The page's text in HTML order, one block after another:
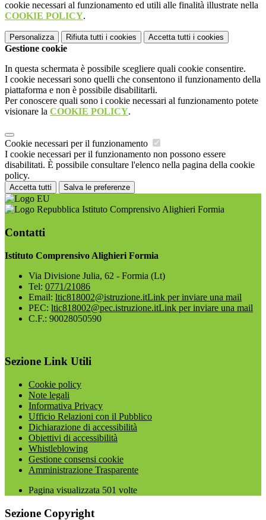
cookie necessari al funzionamento ed utili alle finalità illustrate nella
COOKIE POLICY.
Personalizza Rifiuta tutti i cookies Accetta tutti i cookies
Gestione cookie
In questa schermata è possibile scegliere quali cookie consentire.
I cookie necessari sono quelli che consentono il funzionamento della
piattaforma e non è possibile disabilitarli.
Per conoscere quali sono i cookie necessari al funzionamento potete
visionare la COOKIE POLICY.
Cookie necessari per il funzionamento
I cookie necessari per il funzionamento non possono essere
disabilitati. È possibile consultare l'elenco nella pagina della cookie
policy.
Accetta tutti Salva le preferenze
Istituto Comprensivo Alighieri Formia
Contatti
Istituto Comprensivo Alighieri Formia
Via Divisione Julia, 62 - Formia (Lt)
Tel: 0771/21086
Email: ltic818002@istruzione.itLink per inviare una mail
PEC: ltic818002@pec.istruzione.itLink per inviare una mail
C.F.: 90028050590
Sezione Link Utili
Cookie policy
Note legali
Informativa Privacy
Ufficio Relazioni con il Pubblico
Dichiarazione di accessibilità
Obiettivi di accessibilità
Whistleblowing
Gestione consensi cookie
Amministrazione Trasparente
Pagina visualizzata 501 volte
Sezione Copyright